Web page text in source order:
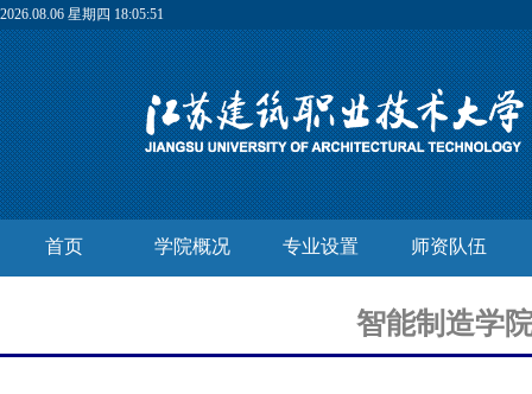
2026.08.06 星期四 18:05:52
首页 学院概况 专业设置 师资队伍
智能制造学